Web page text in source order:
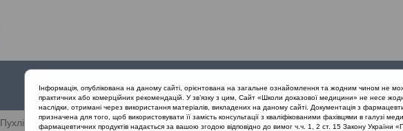
документи
заходи
проекту
Пухлік Сергій Михайлович
Інформація, опублікована на даному сайті, орієнтована на загальне ознайомлення та жодним чином не
практичних або комерційних рекомендацій. У зв’язку з цим, Сайт «Школи доказової медицини» не несе
наслідки, отримані через використання матеріалів, викладених на даному сайті. Документація з
призначена для того, щоб використовувати її замість консультації з кваліфікованими фахівцями в галузі
фармацевтичних продуктів надається за вашою згодою відповідно до вимог ч.ч. 1, 2 ст. 15 Закону України